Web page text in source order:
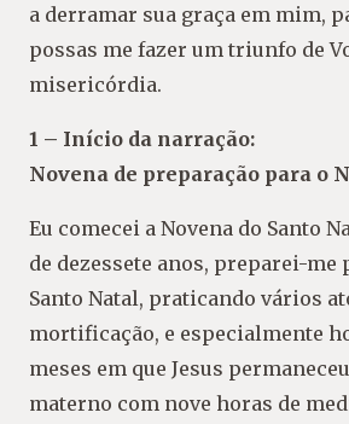
a derramar sua graça em mim,
possas me fazer um triunfo de
misericórdia.
1 – Início da narração:
Novena de preparação para o
Eu comecei a Novena do Santo
de dezessete anos, preparei-me
Santo Natal, praticando vários
mortificação, e especialmente
meses em que Jesus
materno com nove horas de